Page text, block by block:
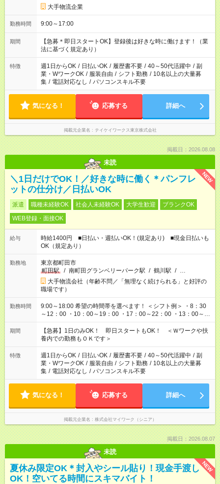
大手物流企業
勤務時間 9:00～17:00
期間
【急募＊即日スタートOK】登録後は好きな時に働けます！（業
法に基づく規定あり）
特徴 週1日からOK / 日払いOK / 履歴書不要 / 40～50代活躍中 / 副
業・WワークOK / 服装自由 / シフト勤務 / 10名以上の大量募
集 / 電話対応なし / パソコンスキル不要
気になる！ 応募する 詳細へ
掲載元企業名 テイケイワークス東京株式会社
掲載日：2026.08.08
未読
NEW
＼1日だけでOK！／好きな時に働く＊パンフレ
ットの仕分け／日払いOK
派遣 職種未経験OK 社会人未経験OK 大学生歓迎
ブランクOK
WEB登録・面接OK
給与
時給1400円 ■日払い・週払いOK！(規定あり) ■現金日払いも
OK（規定あり）
勤務地
東京都町田市
町田駅
/ 南町田グランベリーパーク駅 / 鶴川駅 / …
大手物流会社（年齢不問／「無理なく続けられる」と好評の
職場です）
勤務時間
9:00～18:00 希望の時間帯を選べます！ ＜シフト例＞ ・8：30
～12：00 ・10：00～19：00 ・17：00～22：00 ・13：00～
22：00 ・22：00～翌6：00 など
期間
【急募】1日のみOK！ 即日スタートもOK！ ＜Ｗワークや扶
養内での勤務もＯＫです＞
特徴 週1日からOK / 日払いOK / 履歴書不要 / 40～50代活躍中 / 副
業・WワークOK / 服装自由 / シフト勤務 / 10名以上の大量募
集 / 電話対応なし / パソコンスキル不要
気になる！ 応募する 詳細へ
掲載元企業名 株式会社マイワーク（シニア）
掲載日：2026.08.07
未読
NEW
夏休み限定OK＊封入やシール貼り！現金手渡し
OK！空いてる時間にスキマバイト！